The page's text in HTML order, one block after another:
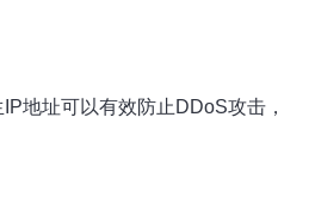
地址可以有效防止DDoS攻击，